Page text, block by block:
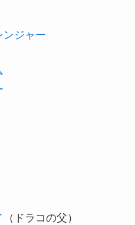
ンジャー
（ドラコの父）